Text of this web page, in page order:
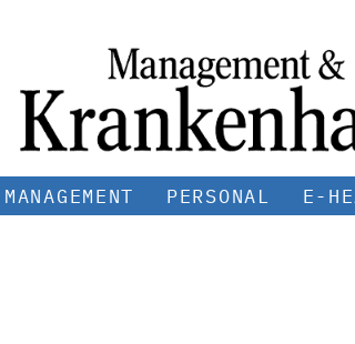
MANAGEMENT PERSONAL E-